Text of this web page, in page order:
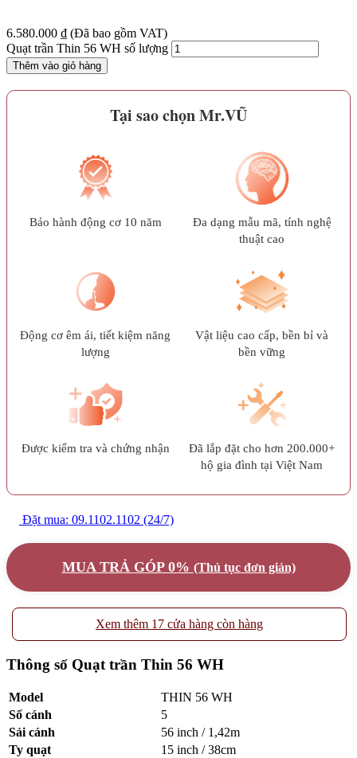
6.580.000 ₫ (Đã bao gồm VAT)
Quạt trần Thin 56 WH số lượng
Thêm vào giỏ hàng
Tại sao chọn Mr.VŨ
Bảo hành động cơ 10 năm
Đa dạng mẫu mã, tính nghệ
thuật cao
Động cơ êm ái, tiết kiệm năng
lượng
Vật liệu cao cấp, bền bỉ và
bền vững
Được kiểm tra và chứng nhận
Đã lắp đặt cho hơn 200.000+
hộ gia đình tại Việt Nam
Đặt mua: 09.1102.1102 (24/7)
MUA TRẢ GÓP 0% (Thủ tục đơn giản)
Xem thêm 17 cửa hàng còn hàng
Thông số Quạt trần Thin 56 WH
Model
THIN 56 WH
Số cánh
5
Sải cánh
56 inch / 1,42m
Ty quạt
15 inch / 38cm